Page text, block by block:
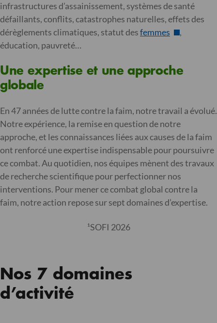
infrastructures d’assainissement, systèmes de santé
défaillants, conflits, catastrophes naturelles, effets des
dérèglements climatiques, statut desfemmes
,
éducation, pauvreté…
Une expertise et une approche
globale
En 47 années de lutte contre la faim, notre travail a évolué.
Notre expérience, la remise en question de notre
approche, et les connaissances liées aux causes de la faim
ont renforcé une expertise indispensable pour poursuivre
ce combat. Au quotidien, nos équipes mènent des travaux
de recherche scientifique pour perfectionner nos
interventions. Pour mener ce combat global contre la
faim, notre action repose sur sept domaines d’expertise.
¹SOFI 2026
Nos 7 domaines
d’activité